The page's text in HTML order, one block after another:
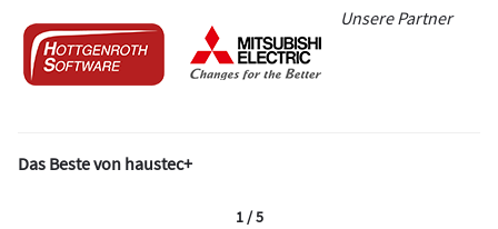
Unsere Partner
Das Beste von haustec+
1 / 5